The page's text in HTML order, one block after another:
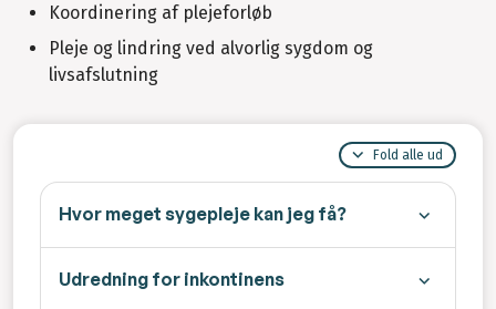
Koordinering af plejeforløb
Pleje og lindring ved alvorlig sygdom og
livsafslutning
Fold alle ud
Hvor meget sygepleje kan jeg få?
Udredning for inkontinens